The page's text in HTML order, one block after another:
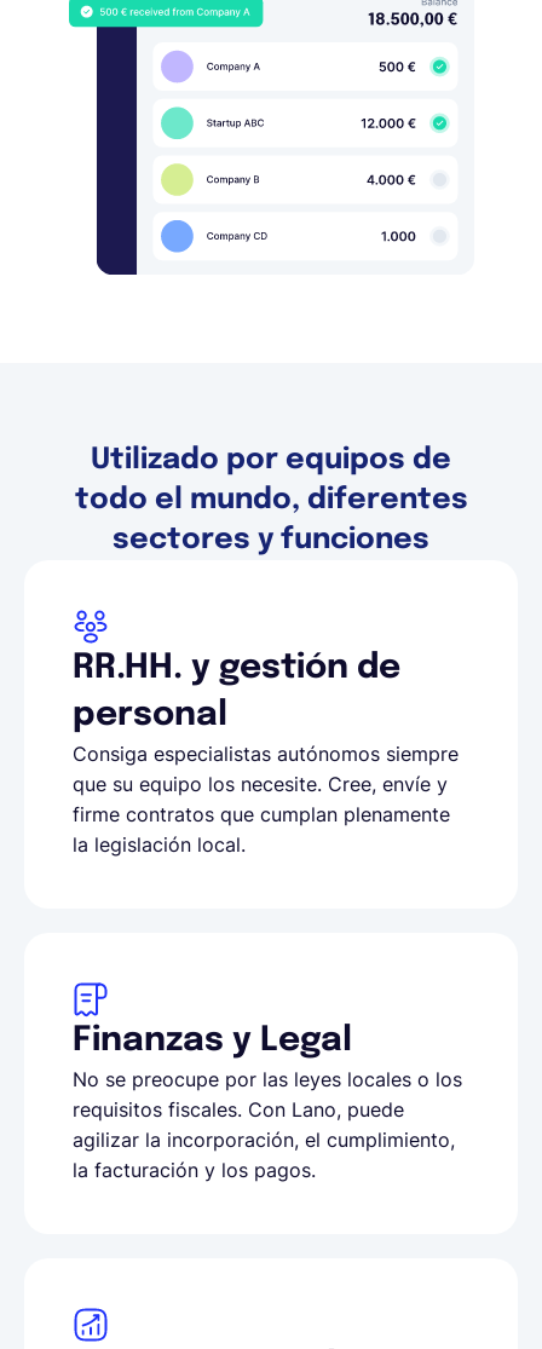
Utilizado por equipos de
todo el mundo, diferentes
sectores y funciones
RR.HH. y gestión de
personal
Consiga especialistas autónomos siempre
que su equipo los necesite. Cree, envíe y
firme contratos que cumplan plenamente
la legislación local.
Finanzas y Legal
No se preocupe por las leyes locales o los
requisitos fiscales. Con Lano, puede
agilizar la incorporación, el cumplimiento,
la facturación y los pagos.